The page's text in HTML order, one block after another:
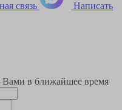
связь Написать
Вами в ближайшее время